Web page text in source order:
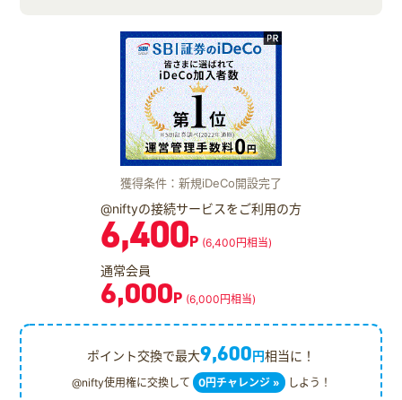
獲得条件：新規iDeCo開設完了
@niftyの接続サービスをご利用の方
6,400P (6,400円相当)
通常会員
6,000P (6,000円相当)
ポイント交換で最大9,600円相当に！
@nifty使用権に交換して 0円チャレンジ » しよう！